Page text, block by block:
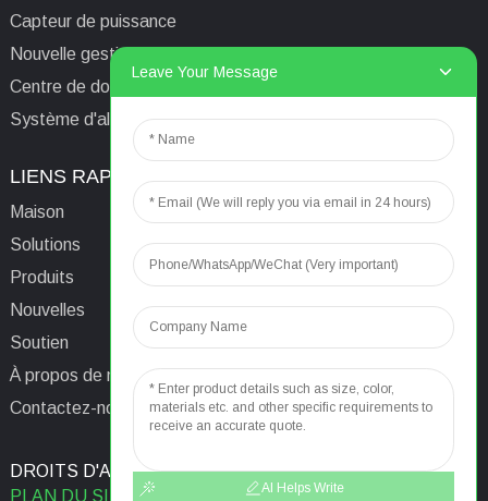
Capteur de puissance
Nouvelle gestion de l'énergie
Centre de données/Tour/Station de base
Système d'alimentation isolé informatique médical
LIENS RAPIDES
Maison
Solutions
Produits
Nouvelles
Soutien
À propos de nous
Contactez-nous
CONTACTEZ-NOUS
E-mail:aaron@acrel.cn
Tél.+86 13641976142
Road, Jiading Area,
Shanghai, Chine, 201801
DROITS D'AUTEUR © 2024RECHERCHE PRINCIPALE
PLAN DU SITE
MEILLEUR BLOG
Leave Your Message
AI Helps Write